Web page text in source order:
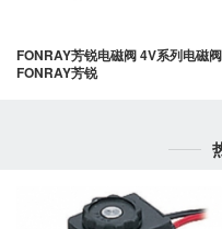
FONRAY芳锐电磁阀 4V系列电磁
FONRAY芳锐